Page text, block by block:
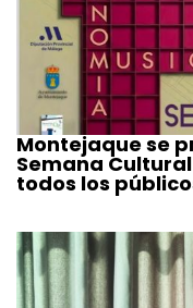
Montejaque se
Semana
todos los